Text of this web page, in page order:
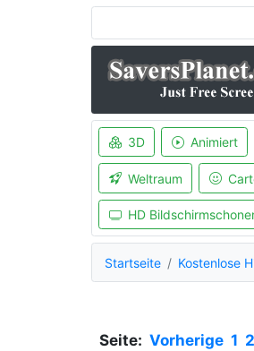
3D Animiert
Weltraum
HD
Startseite Kostenlose
Seite: Vorherige 1 2